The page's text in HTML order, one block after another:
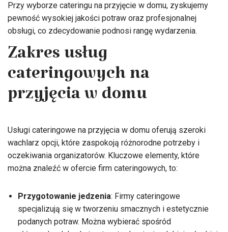
Przy wyborze cateringu na przyjęcie w domu, zyskujemy
pewność wysokiej jakości potraw oraz profesjonalnej
obsługi, co zdecydowanie podnosi rangę wydarzenia.
Zakres usług
cateringowych na
przyjęcia w domu
Usługi cateringowe na przyjęcia w domu oferują szeroki
wachlarz opcji, które zaspokoją różnorodne potrzeby i
oczekiwania organizatorów. Kluczowe elementy, które
można znaleźć w ofercie firm cateringowych, to:
Przygotowanie jedzenia: Firmy cateringowe
specjalizują się w tworzeniu smacznych i estetycznie
podanych potraw. Można wybierać spośród